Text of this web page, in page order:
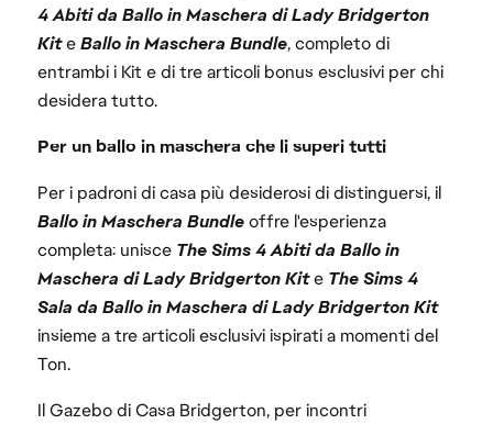
4 Abiti da Ballo in Maschera di Lady Bridgerton
KiteBallo in Maschera Bundle, completo di
entrambi i Kit e di tre articoli bonus esclusivi per chi
desidera tutto.
Per un ballo in maschera che li superi tutti
Per i padroni di casa più desiderosi di distinguersi, il
Ballo in Maschera Bundleoffre l'esperienza
completa: unisce The Sims 4 Abiti da Ballo in
Maschera di Lady Bridgerton Kite The Sims 4
Sala da Ballo in Maschera di Lady Bridgerton Kit
insieme a tre articoli esclusivi ispirati a momenti del
Ton.
Il Gazebo di Casa Bridgerton, per incontri